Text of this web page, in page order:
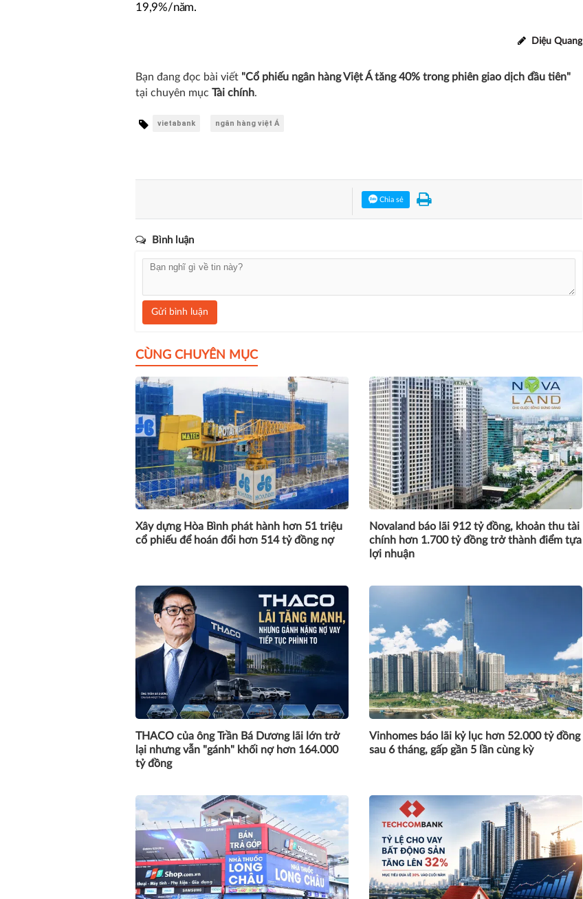
19,9%/năm.
Diệu Quang
Bạn đang đọc bài viết "Cổ phiếu ngân hàng Việt Á tăng 40% trong phiên giao dịch đầu tiên"
tại chuyên mục Tài chính.
vietabank ngân hàng việt Á
Chia sẻ
Bình luận
Gửi bình luận
CÙNG CHUYÊN MỤC
Xây dựng Hòa Bình phát hành hơn 51 triệu
cổ phiếu để hoán đổi hơn 514 tỷ đồng nợ
Novaland báo lãi 912 tỷ đồng, khoản thu tài
chính hơn 1.700 tỷ đồng trở thành điểm tựa
lợi nhuận
THACO của ông Trần Bá Dương lãi lớn trở
lại nhưng vẫn "gánh" khối nợ hơn 164.000
tỷ đồng
Vinhomes báo lãi kỷ lục hơn 52.000 tỷ đồng
sau 6 tháng, gấp gần 5 lần cùng kỳ